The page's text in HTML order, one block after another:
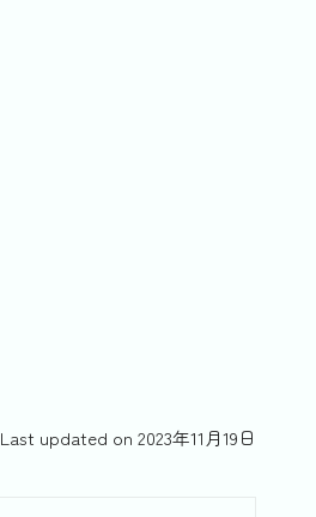
Last updated on 2023年11月19日